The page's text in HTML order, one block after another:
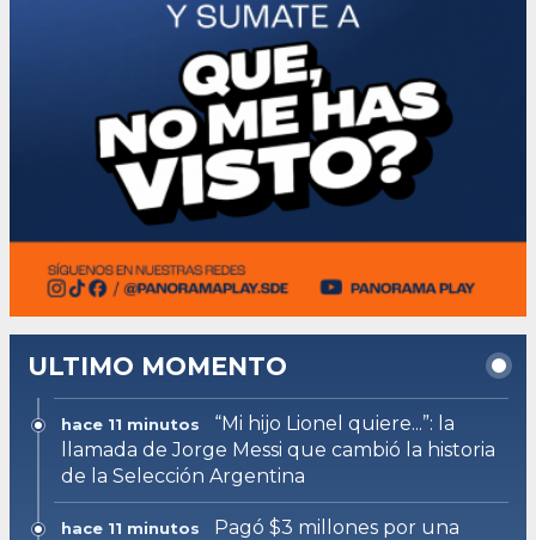
ULTIMO MOMENTO
hace 11 minutos
“Mi hijo Lionel quiere...”: la
llamada de Jorge Messi que cambió la historia
de la Selección Argentina
hace 11 minutos
Pagó $3 millones por una